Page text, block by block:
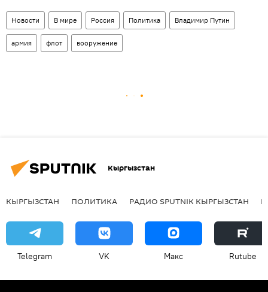
Новости В мире Россия Политика Владимир Путин
армия флот вооружение
Кыргызстан
КЫРГЫЗСТАН ПОЛИТИКА РАДИО SPUTNIK КЫРГЫЗСТАН
Telegram VK Макс Rutube